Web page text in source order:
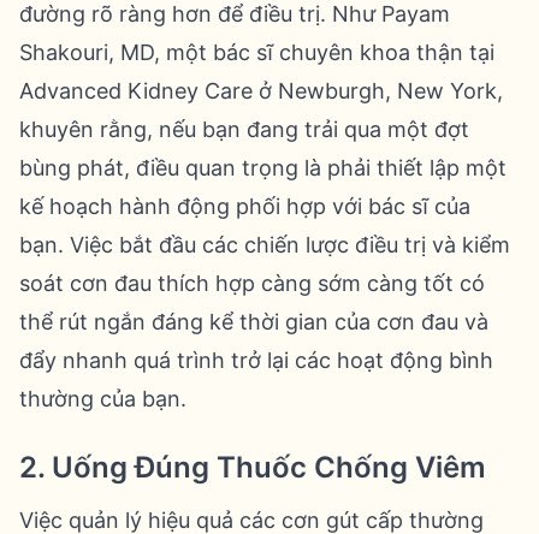
đường rõ ràng hơn để điều trị. Như Payam
Shakouri, MD, một bác sĩ chuyên khoa thận tại
Advanced Kidney Care ở Newburgh, New York,
khuyên rằng, nếu bạn đang trải qua một đợt
bùng phát, điều quan trọng là phải thiết lập một
kế hoạch hành động phối hợp với bác sĩ của
bạn. Việc bắt đầu các chiến lược điều trị và kiểm
soát cơn đau thích hợp càng sớm càng tốt có
thể rút ngắn đáng kể thời gian của cơn đau và
đẩy nhanh quá trình trở lại các hoạt động bình
thường của bạn.
2. Uống Đúng Thuốc Chống Viêm
Việc quản lý hiệu quả các cơn gút cấp thường